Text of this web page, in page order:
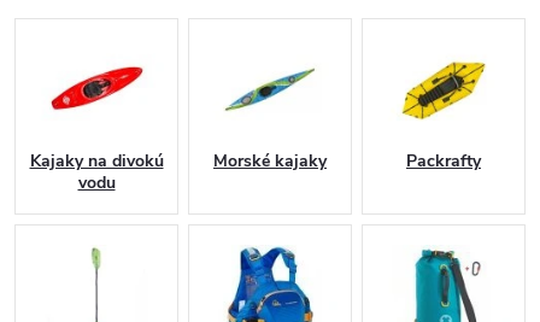
Kajaky na divokú
vodu
Morské kajaky Packrafty